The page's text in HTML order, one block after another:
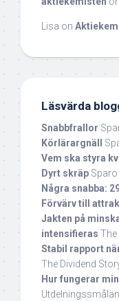
Lisa on
Läsvärda
Snabbfrallor
Körlärargnäll
Vem ska styra
Dyrt skräp Sparo
Några snabba:
Förvärv till
Jakten på
intensifieras The
Stabil rapport
The Dividend
Hur fungerar